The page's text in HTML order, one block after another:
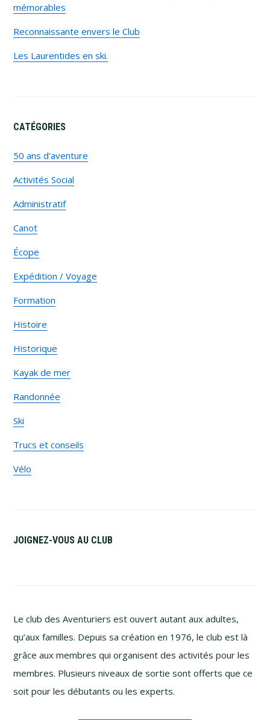
mémorables
Reconnaissante envers le Club
Les Laurentides en ski.
CATÉGORIES
50 ans d'aventure
Activités Social
Administratif
Canot
Écope
Expédition / Voyage
Formation
Histoire
Historique
Kayak de mer
Randonnée
Ski
Trucs et conseils
Vélo
JOIGNEZ-VOUS AU CLUB
Le club des Aventuriers est ouvert autant aux adultes,
qu’aux familles. Depuis sa création en 1976, le club est là
grâce aux membres qui organisent des activités pour les
membres. Plusieurs niveaux de sortie sont offerts que ce
soit pour les débutants ou les experts.